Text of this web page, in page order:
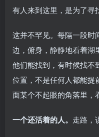
有人来到这里，是为了寻
这并不罕见。每隔一段时
边，俯身，静静地看着湖
他们能找到，有时候找
位置，不是任何人都能提
面某个不起眼的角落里，
一个还活着的人。 走路，